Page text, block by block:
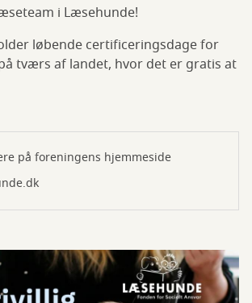
i Læsehunde!
løbende certificeringsdage for
tværs af landet, hvor det er gratis at
på foreningens hjemmeside